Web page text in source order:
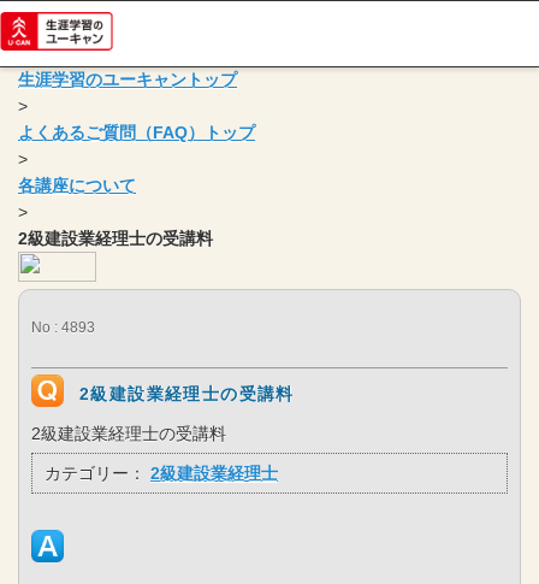
生涯学習のユーキャントップ
>
よくあるご質問（FAQ）トップ
>
各講座について
>
2級建設業経理士の受講料
No : 4893
2級建設業経理士の受講料
2級建設業経理士の受講料
カテゴリー： 2級建設業経理士